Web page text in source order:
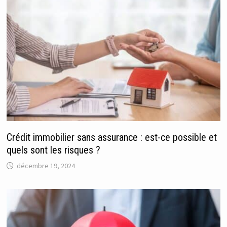
Crédit immobilier sans assurance : est-ce possible et
quels sont les risques ?
décembre 19, 2024